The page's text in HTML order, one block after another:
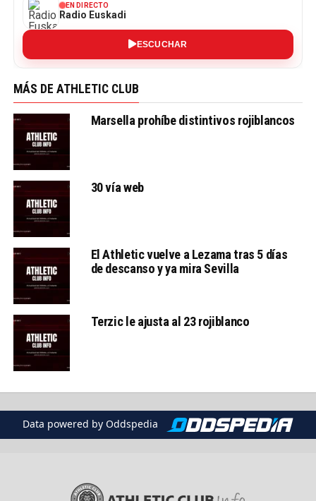
EN DIRECTO
Radio Euskadi
ESCUCHAR
MÁS DE ATHLETIC CLUB
Marsella prohíbe distintivos rojiblancos
30 vía web
El Athletic vuelve a Lezama tras 5 días
de descanso y ya mira Sevilla
Terzic le ajusta al 23 rojiblanco
Data powered by Oddspedia